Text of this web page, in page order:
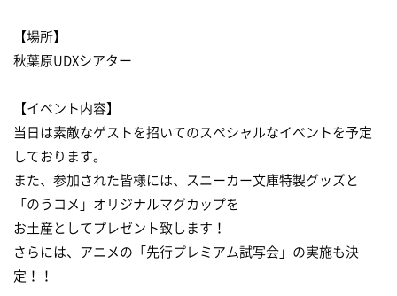
【場所】
秋葉原UDXシアター
【イベント内容】
当日は素敵なゲストを招いてのスペシャルなイベントを予定
しております。
また、参加された皆様には、スニーカー文庫特製グッズと
「のうコメ」オリジナルマグカップを
お土産としてプレゼント致します！
さらには、アニメの「先行プレミアム試写会」の実施も決
定！！